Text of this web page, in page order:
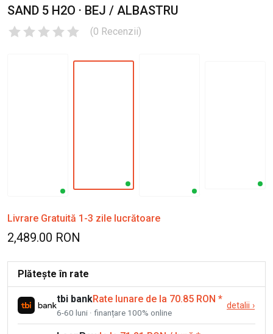
SAND 5 H2O · BEJ / ALBASTRU
(0 Recenzii)
Livrare Gratuită 1-3 zile lucrătoare
2,489.00 RON
Plătește în rate
tbi bankRate lunare de la 70.85 RON *
6-60 luni · finanțare 100% online
detalii ›